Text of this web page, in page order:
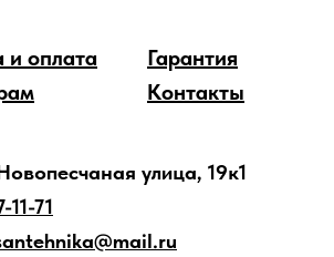
и оплата
Гарантия
Контакты
улица, 19к1
11-71